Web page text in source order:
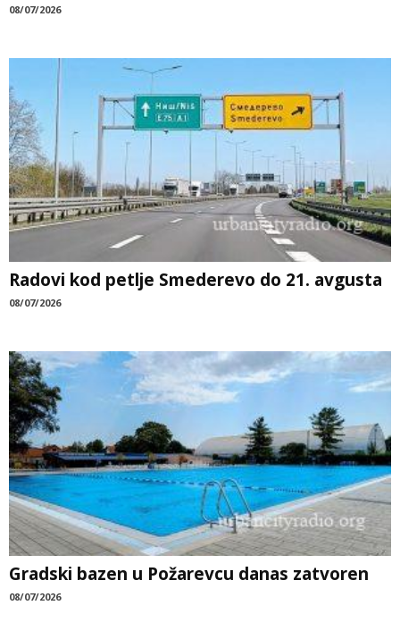
08/07/2026
Radovi kod petlje Smederevo do 21. avgusta
08/07/2026
Gradski bazen u Požarevcu danas zatvoren
08/07/2026